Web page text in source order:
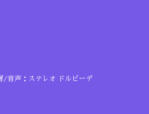
音声：ステレオ ドルビーデ